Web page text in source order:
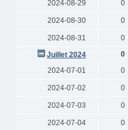
2024-08-29 0
2024-08-30 0
2024-08-31 0
Juillet 2024
0
2024-07-01
0
2024-07-02 0
2024-07-03 0
2024-07-04 0